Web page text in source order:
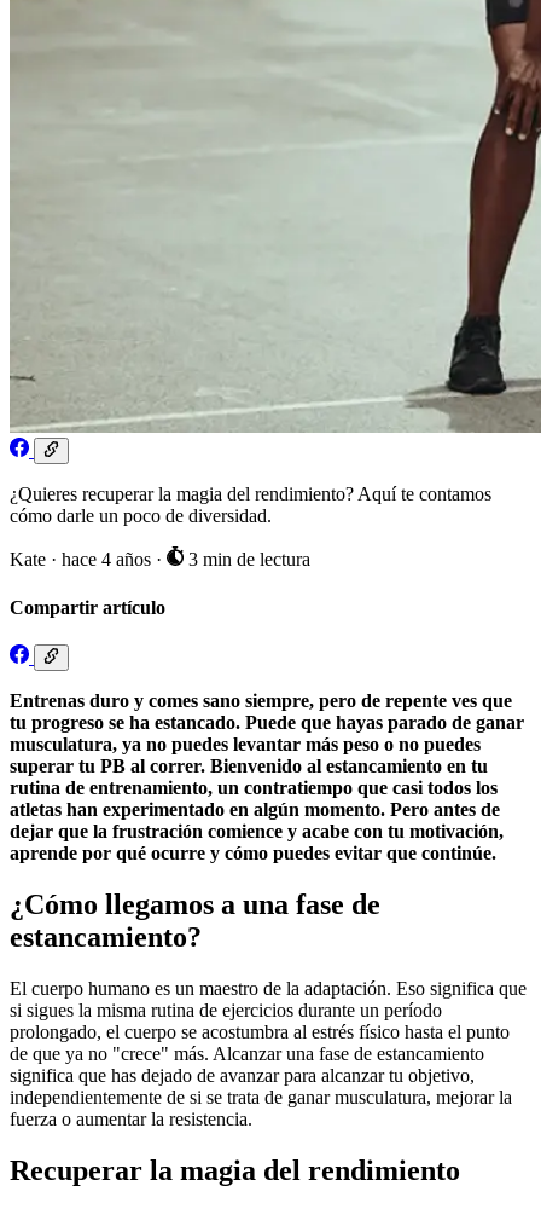
¿Quieres recuperar la magia del rendimiento? Aquí te contamos
cómo darle un poco de diversidad.
Kate · hace 4 años · 3 min de lectura
Compartir artículo
Entrenas duro y comes sano siempre, pero de repente ves que
tu progreso se ha estancado. Puede que hayas parado de ganar
musculatura, ya no puedes levantar más peso o no puedes
superar tu PB al correr. Bienvenido al estancamiento en tu
rutina de entrenamiento, un contratiempo que casi todos los
atletas han experimentado en algún momento. Pero antes de
dejar que la frustración comience y acabe con tu motivación,
aprende por qué ocurre y cómo puedes evitar que continúe.
¿Cómo llegamos a una fase de
estancamiento?
El cuerpo humano es un maestro de la adaptación. Eso significa que
si sigues la misma rutina de ejercicios durante un período
prolongado, el cuerpo se acostumbra al estrés físico hasta el punto
de que ya no "crece" más. Alcanzar una fase de estancamiento
significa que has dejado de avanzar para alcanzar tu objetivo,
independientemente de si se trata de ganar musculatura, mejorar la
fuerza o aumentar la resistencia.
Recuperar la magia del rendimiento